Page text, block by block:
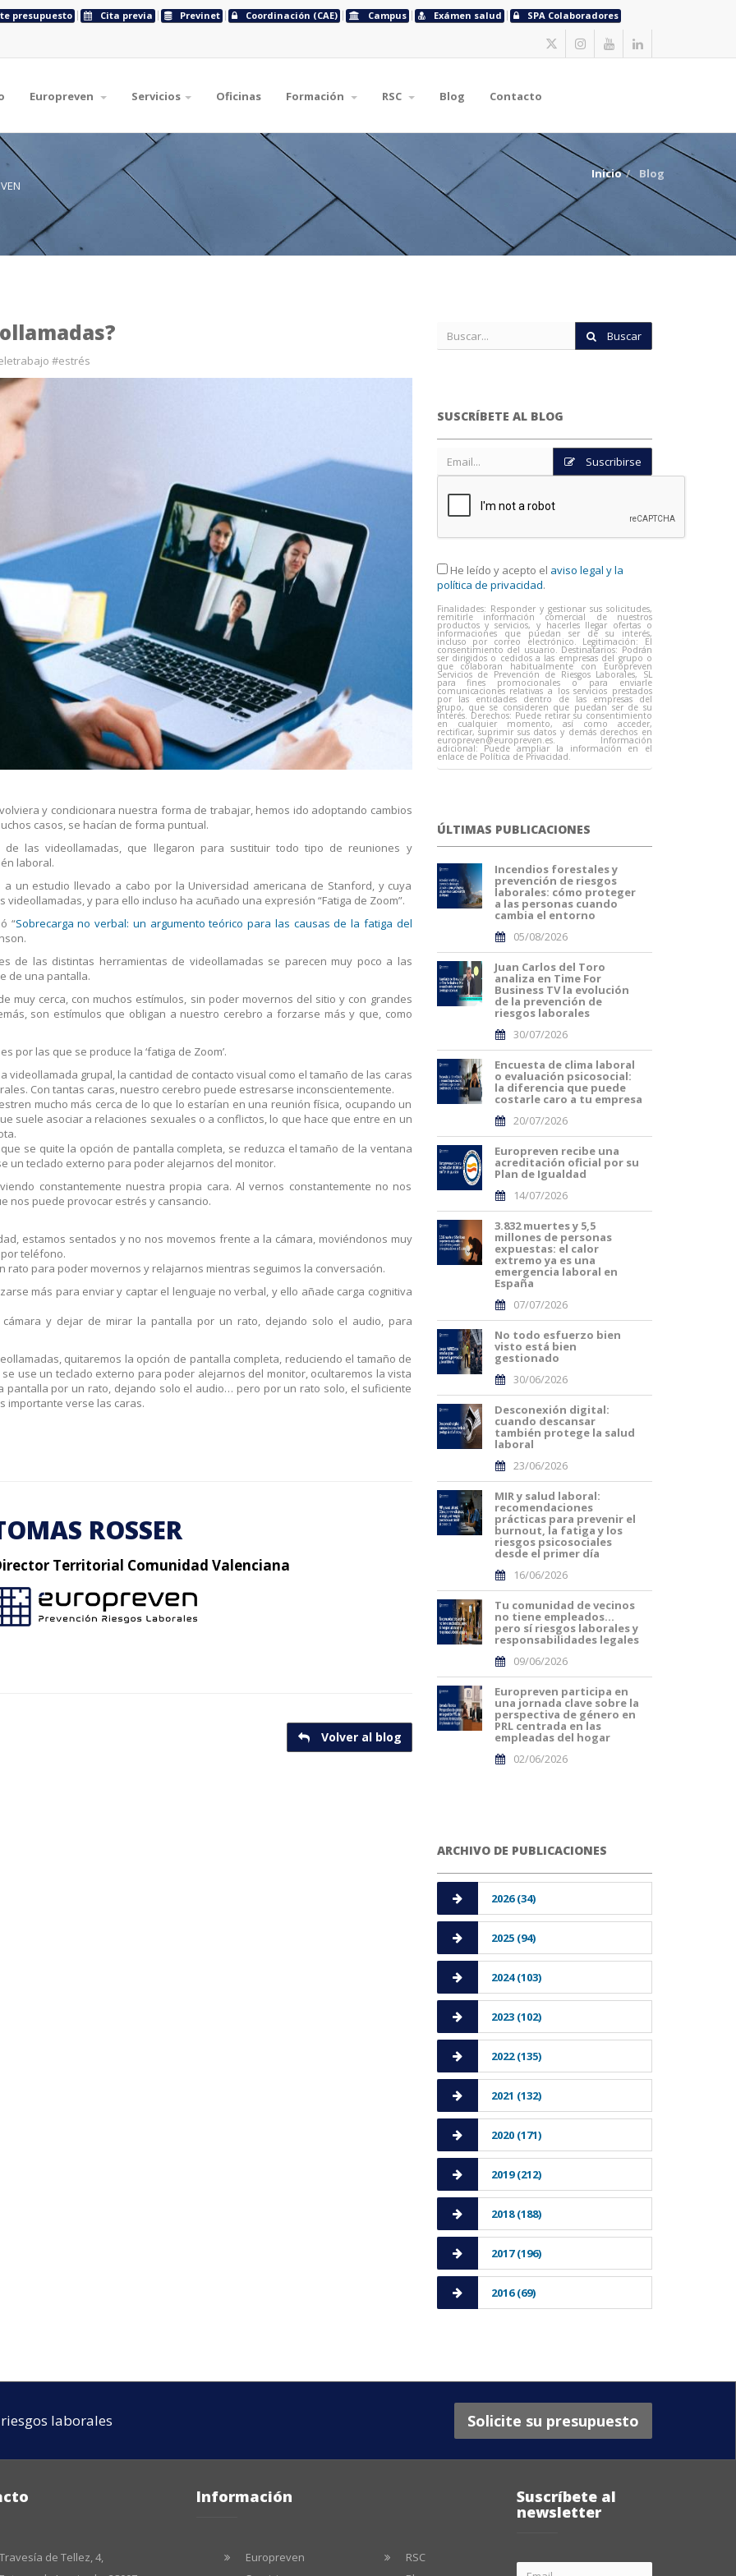
presupuesto Cita previa Previnet Coordinación (CAE) Campus Exámen salud SPA Colaboradores
Europreven Servicios Oficinas Formación RSC Blog Contacto
Inicio Blog
#estrés
y condicionara nuestra forma de trabajar, hemos ido adoptando cambios
casos, se hacían de forma puntual.
las videollamadas, que llegaron para sustituir todo tipo de reuniones y
laboral.
un estudio llevado a cabo por la Universidad americana de Stanford, y cuya
y para ello incluso ha acuñado una expresión “Fatiga de Zoom”.
“Sobrecarga no verbal: un argumento teórico para las causas de la fatiga del
de las distintas herramientas de videollamadas se parecen muy poco a las
de una pantalla.
muy cerca, con muchos estímulos, sin poder movernos del sitio y con grandes
son estímulos que obligan a nuestro cerebro a forzarse más y que, como
por las que se produce la ‘fatiga de Zoom’.
videollamada grupal, la cantidad de contacto visual como el tamaño de las caras
Con tantas caras, nuestro cerebro puede estresarse inconscientemente.
mucho más cerca de lo que lo estarían en una reunión física, ocupando un
suele asociar a relaciones sexuales o a conflictos, lo que hace que entre en un
se quite la opción de pantalla completa, se reduzca el tamaño de la ventana
un teclado externo para poder alejarnos del monitor.
constantemente nuestra propia cara. Al vernos constantemente no nos
nos puede provocar estrés y cansancio.
estamos sentados y no nos movemos frente a la cámara, moviéndonos muy
teléfono.
rato para poder movernos y relajarnos mientras seguimos la conversación.
más para enviar y captar el lenguaje no verbal, y ello añade carga cognitiva
y dejar de mirar la pantalla por un rato, dejando solo el audio, para
quitaremos la opción de pantalla completa, reduciendo el tamaño de
use un teclado externo para poder alejarnos del monitor, ocultaremos la vista
pantalla por un rato, dejando solo el audio… pero por un rato solo, el suficiente
importante verse las caras.
ROSSER
Territorial Comunidad Valenciana
Volver al blog
Buscar
SUSCRÍBETE AL BLOG
Suscribirse
He leído y acepto el aviso legal y la
política de privacidad.
Finalidades: Responder y gestionar sus solicitudes,
remitirle información comercial de nuestros
productos y servicios, y hacerles llegar ofertas o
informaciones que puedan ser de su interés,
incluso por correo electrónico. Legitimación: El
consentimiento del usuario. Destinatarios: Podrán
ser dirigidos o cedidos a las empresas del grupo o
que colaboran habitualmente con Europreven
Servicios de Prevención de Riesgos Laborales, SL
para fines promocionales o para enviarle
comunicaciones relativas a los servicios prestados
por las entidades dentro de las empresas del
grupo, que se consideren que puedan ser de su
interés. Derechos: Puede retirar su consentimiento
en cualquier momento, así como acceder,
rectificar, suprimir sus datos y demás derechos en
europreven@europreven.es. Información
adicional: Puede ampliar la información en el
enlace de Política de Privacidad.
ÚLTIMAS PUBLICACIONES
Incendios forestales y
prevención de riesgos
laborales: cómo proteger
a las personas cuando
cambia el entorno
05/08/2026
Juan Carlos del Toro
analiza en Time For
Business TV la evolución
de la prevención de
riesgos laborales
30/07/2026
Encuesta de clima laboral
o evaluación psicosocial:
la diferencia que puede
costarle caro a tu empresa
20/07/2026
Europreven recibe una
acreditación oficial por su
Plan de Igualdad
14/07/2026
3.832 muertes y 5,5
millones de personas
expuestas: el calor
extremo ya es una
emergencia laboral en
España
07/07/2026
No todo esfuerzo bien
visto está bien
gestionado
30/06/2026
Desconexión digital:
cuando descansar
también protege la salud
laboral
23/06/2026
MIR y salud laboral:
recomendaciones
prácticas para prevenir el
burnout, la fatiga y los
riesgos psicosociales
desde el primer día
16/06/2026
Tu comunidad de vecinos
no tiene empleados…
pero sí riesgos laborales y
responsabilidades legales
09/06/2026
Europreven participa en
una jornada clave sobre la
perspectiva de género en
PRL centrada en las
empleadas del hogar
02/06/2026
ARCHIVO DE PUBLICACIONES
2026 (34)
2025 (94)
2024 (103)
2023 (102)
2022 (135)
2021 (132)
2020 (171)
2019 (212)
2018 (188)
2017 (196)
2016 (69)
laborales Solicite su presupuesto
Travesía de Tellez, 4,
Información
Europreven
RSC
Suscríbete al
newsletter